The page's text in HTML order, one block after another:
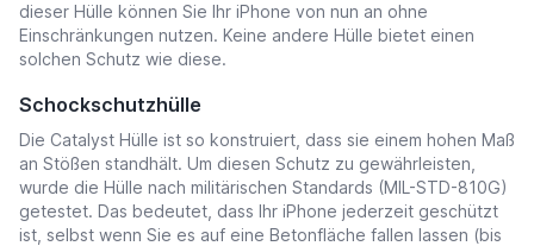
dieser Hülle können Sie Ihr iPhone von nun an ohne
Einschränkungen nutzen. Keine andere Hülle bietet einen
solchen Schutz wie diese.
Schockschutzhülle
Die Catalyst Hülle ist so konstruiert, dass sie einem hohen Maß
an Stößen standhält. Um diesen Schutz zu gewährleisten,
wurde die Hülle nach militärischen Standards (MIL-STD-810G)
getestet. Das bedeutet, dass Ihr iPhone jederzeit geschützt
ist, selbst wenn Sie es auf eine Betonfläche fallen lassen (bis